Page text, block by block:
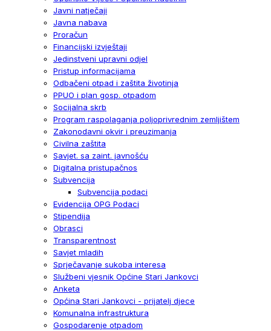
Javni natječaji
Javna nabava
Proračun
Financijski izvještaji
Jedinstveni upravni odjel
Pristup informacijama
Odbačeni otpad i zaštita životinja
PPUO i plan gosp. otpadom
Socijalna skrb
Program raspolaganja poljoprivrednim zemljištem
Zakonodavni okvir i preuzimanja
Civilna zaštita
Savjet. sa zaint. javnošću
Digitalna pristupačnos
Subvencija
Subvencija podaci
Evidencija OPG Podaci
Stipendija
Obrasci
Transparentnost
Savjet mladih
Sprječavanje sukoba interesa
Službeni vjesnik Općine Stari Jankovci
Anketa
Općina Stari Jankovci - prijatelj djece
Komunalna infrastruktura
Gospodarenje otpadom